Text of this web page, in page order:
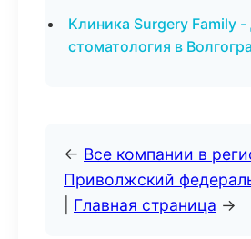
Клиника Surgery Family -
стоматология в
← Все компании в
Приволжский
Главная страница →